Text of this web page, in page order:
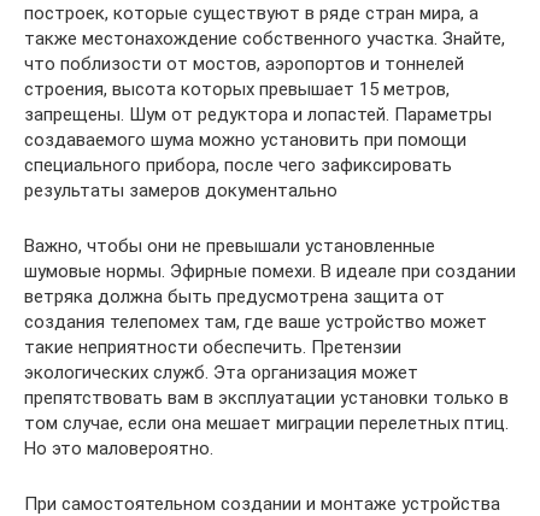
построек, которые существуют в ряде стран мира, а
также местонахождение собственного участка. Знайте,
что поблизости от мостов, аэропортов и тоннелей
строения, высота которых превышает 15 метров,
запрещены. Шум от редуктора и лопастей. Параметры
создаваемого шума можно установить при помощи
специального прибора, после чего зафиксировать
результаты замеров документально
Важно, чтобы они не превышали установленные
шумовые нормы. Эфирные помехи. В идеале при создании
ветряка должна быть предусмотрена защита от
создания телепомех там, где ваше устройство может
такие неприятности обеспечить. Претензии
экологических служб. Эта организация может
препятствовать вам в эксплуатации установки только в
том случае, если она мешает миграции перелетных птиц.
Но это маловероятно.
При самостоятельном создании и монтаже устройства